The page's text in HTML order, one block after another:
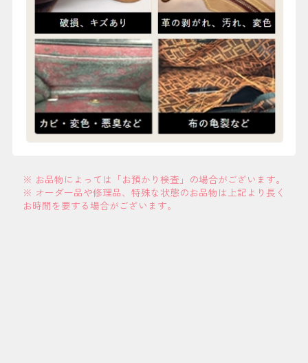
※ お品物によっては「お預かり検査」の場合がございます。
※ オーダー品や修理品、特殊な状態のお品物は上記より長く
お時間を要する場合がございます。